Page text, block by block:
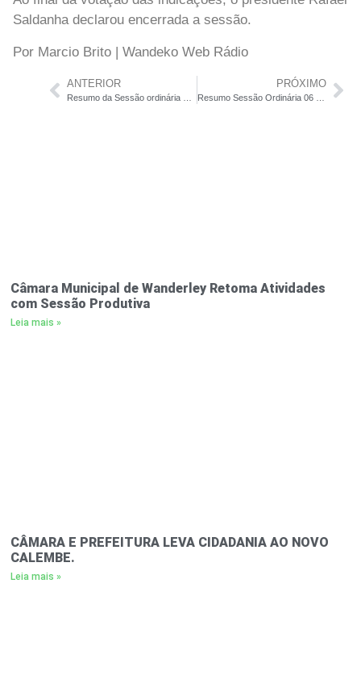
Saldanhadeclarou encerrada a sessão.
Por Marcio Brito | Wandeko Web Rádio
ANTERIOR PRÓXIMO
Câmara Municipal de Wanderley Retoma Atividades
com Sessão Produtiva
Leia mais »
CÂMARA E PREFEITURA LEVA CIDADANIA AO NOVO
CALEMBE.
Leia mais »